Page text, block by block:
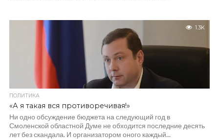
1.3K
ПОЛИТИКА
«А я такая вся противоречивая!»
Ни одно обсуждение бюджета на следующий год в
Смоленской областной Думе не обходится последние десять
лет без скандала. И организатором оного каждый...